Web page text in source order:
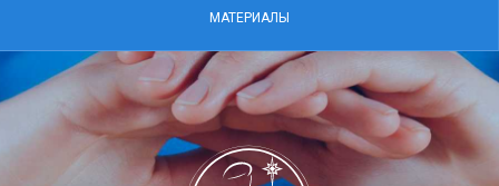
МАТЕРИАЛЫ